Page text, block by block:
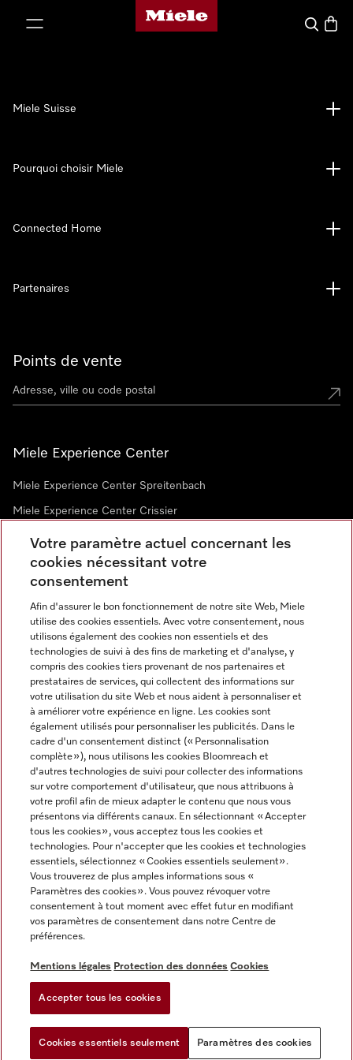
Page d'accueil de Miele
Search
Points de vente
Miele Experience Center
Miele Experience Center Spreitenbach
Miele Experience Center Crissier
Newsletter
Langue
FRANÇAIS
Miele Suisse
Pourquoi choisir Miele
Connected Home
Partenaires
Mentions légales
CGV
Protection des données
Paramètres des cookies
Miele sur Youtube
Votre paramètre actuel concernant les
cookies nécessitant votre
consentement
Afin d'assurer le bon fonctionnement de notre site Web, Miele
utilise des cookies essentiels. Avec votre consentement, nous
utilisons également des cookies non essentiels et des
technologies de suivi à des fins de marketing et d'analyse, y
compris des cookies tiers provenant de nos partenaires et
prestataires de services, qui collectent des informations sur
votre utilisation du site Web et nous aident à personnaliser et
à améliorer votre expérience en ligne. Les cookies sont
également utilisés pour personnaliser les publicités. Dans le
cadre d'un consentement distinct (« Personnalisation
complète »), nous utilisons les cookies Bloomreach et
d'autres technologies de suivi pour collecter des informations
sur votre comportement d'utilisateur, que nous attribuons à
votre profil afin de mieux adapter le contenu que nous vous
présentons via différents canaux. En sélectionnant « Accepter
tous les cookies », vous acceptez tous les cookies et
technologies. Pour n'accepter que les cookies et technologies
essentiels, sélectionnez « Cookies essentiels seulement».
Vous trouverez de plus amples informations sous «
Paramètres des cookies ». Vous pouvez révoquer votre
consentement à tout moment avec effet futur en modifiant
vos paramètres de consentement dans notre Centre de
préférences.
Mentions légales Protection des données Cookies
Accepter tous les cookies
Cookies essentiels seulement Paramètres des cookies